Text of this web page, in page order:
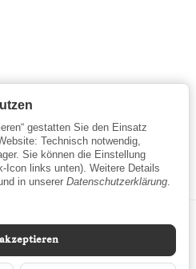
gestatten Sie den Einsatz
Technisch notwendig,
Sie können die Einstellung
Icon links unten). Weitere Details
in unserer Datenschutzerklärung.